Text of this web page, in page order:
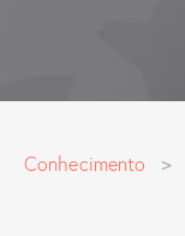
Conhecimento >